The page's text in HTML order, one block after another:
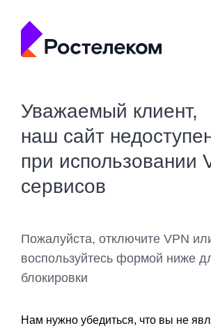
Уважаемый клиент,
наш сайт
при использовании
сервисов
Пожалуйста, отключите VPN
воспользуйтесь формой ниже
блокировки
Нам нужно убедиться, что вы не